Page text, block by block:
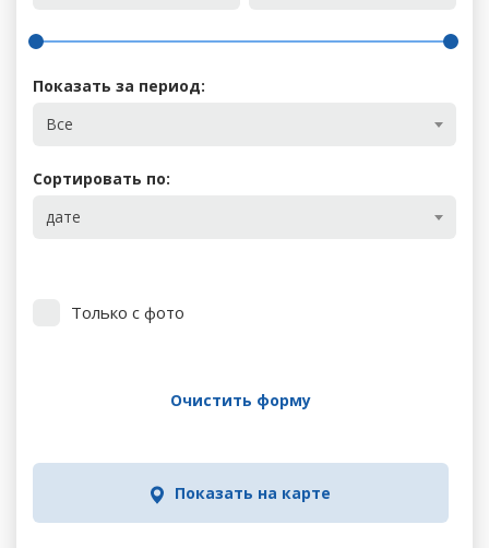
Показать за период:
Все
Сортировать по:
дате
Только с фото
Очистить форму
Показать на карте